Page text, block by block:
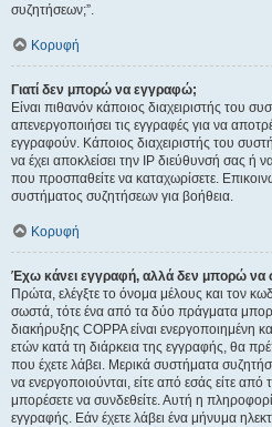
συζητήσεων;”.
Κορυφή
Γιατί δεν μπορώ να εγγραφώ;
Είναι πιθανόν κάποιος διαχειριστής του
απενεργοποιήσει τις εγγραφές για να
εγγραφούν. Κάποιος διαχειριστής του
να έχει αποκλείσει την IP διεύθυνσή σας ή
που προσπαθείτε να καταχωρίσετε.
συστήματος συζητήσεων για βοήθεια.
Κορυφή
Έχω κάνει εγγραφή, αλλά δεν μπορώ να
Πρώτα, ελέγξτε το όνομα μέλους και τον
σωστά, τότε ένα από τα δύο πράγματα
διακήρυξης COPPA είναι ενεργοποιημένη
ετών κατά τη διάρκεια της εγγραφής, θα
που έχετε λάβει. Μερικά συστήματα
να ενεργοποιούνται, είτε από εσάς είτε από
μπορέσετε να συνδεθείτε. Αυτή η
εγγραφής. Εάν έχετε λάβει ένα μήνυμα